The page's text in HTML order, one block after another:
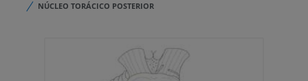
NÚCLEO TORÁCICO POSTERIOR